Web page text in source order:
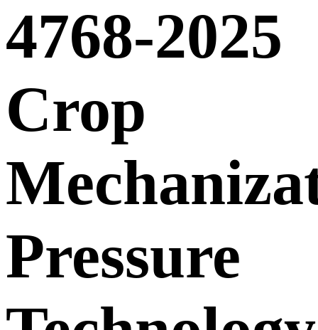
4768-2025
Crop
Pressure